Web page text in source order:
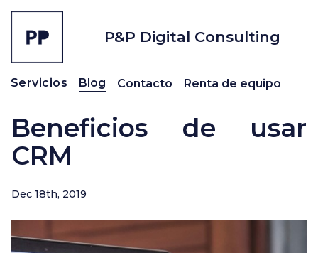
P&P Digital Consulting
Servicios Blog Contacto Renta de equipo
Beneficios de usar
CRM
Dec 18th, 2019